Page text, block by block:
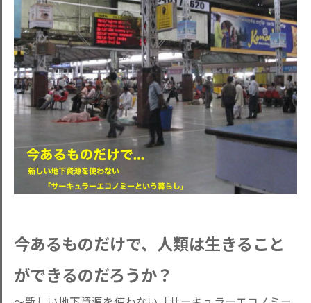
今あるものだけで、人類は生きること
ができるのだろうか？